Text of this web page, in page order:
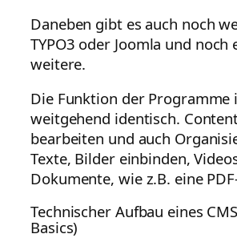
Daneben gibt es auch noch
TYPO3 oder Joomla und noch
weitere.
Die Funktion der Programme
weitgehend identisch.
bearbeiten und auch
Texte, Bilder einbinden,
Dokumente, wie z.B. eine
Technischer Aufbau eines
Basics)